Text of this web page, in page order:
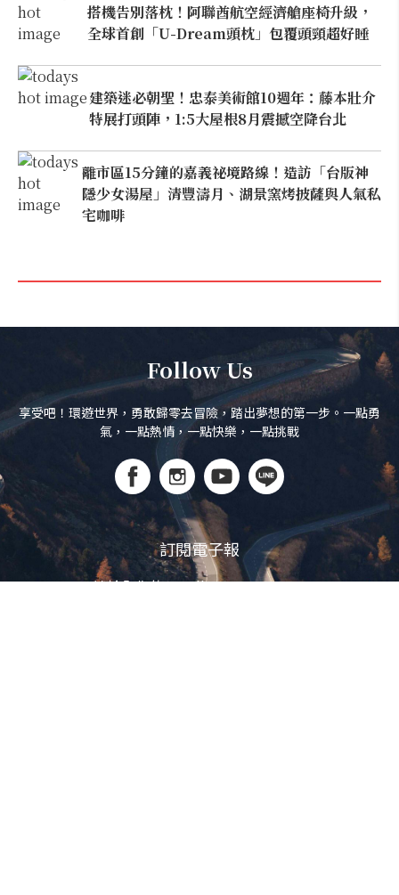
搭機告別落枕！阿聯酋航空經濟艙座椅升級，
全球首創「U-Dream頭枕」包覆頭頸超好睡
建築迷必朝聖！忠泰美術館10週年：藤本壯介
特展打頭陣，1:5大屋根8月震撼空降台北
離市區15分鐘的嘉義祕境路線！造訪「台版神
隱少女湯屋」清豐濤月、湖景窯烤披薩與人氣私
宅咖啡
Follow Us
享受吧！環遊世界，勇敢歸零去冒險，踏出夢想的第一步。一點勇
氣，一點熱情，一點快樂，一點挑戰
訂閱電子報